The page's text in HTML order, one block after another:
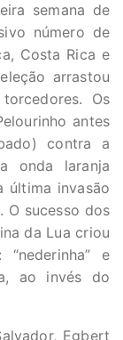
semana de
número de
Costa Rica e
arrastou
Os
antes
contra a
onda laranja
última invasão
O sucesso dos
da Lua criou
e
ao invés do
Egbert